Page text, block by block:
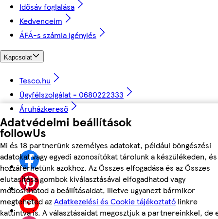
Adatvédelmi beállítások
Mi és 18 partnerünk személyes adatokat, például böngészési
adatokat vagy egyedi azonosítókat tárolunk a készülékeden, és
hozzáférhetünk azokhoz. Az Összes elfogadása és az Összes
elutasítása gombok kiválasztásával elfogadhatod vagy
módosíthatod a beállításaidat, illetve ugyanezt bármikor
megteheted azAdatkezelési és Cookie tájékoztató linkre
kattintva is. A választásaidat megosztjuk a partnereinkkel, de
Idősáv foglalása
Kedvenceim
ÁFÁ-s számla igénylés
Kapcsolat
Tesco.hu
Ügyfélszolgálat - 0680222333
Áruházkereső
followUs